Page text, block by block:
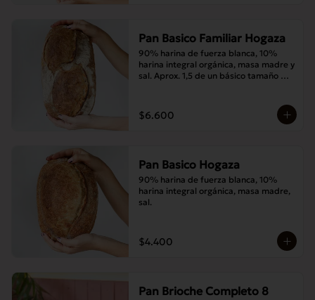
Pan Basico Familiar Hogaza
90% harina de fuerza blanca, 10%
harina integral orgánica, masa madre y
sal. Aprox. 1,5 de un básico tamaño
$6.600
Pan Basico Hogaza
90% harina de fuerza blanca, 10%
harina integral orgánica, masa madre,
sal.
$4.400
Pan Brioche Completo 8